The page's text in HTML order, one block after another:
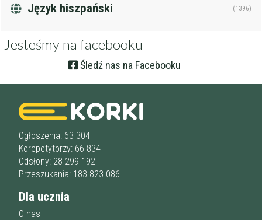
Język hiszpański (1396)
Jesteśmy na facebooku
Śledź nas na Facebooku
Ogłoszenia: 63 304
Korepetytorzy: 66 834
Odsłony: 28 299 192
Przeszukania: 183 823 086
Dla ucznia
O nas